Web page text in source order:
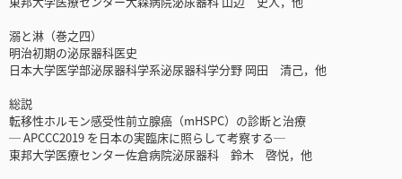
溺と淋（巻之四）
明治初期の泌尿器科医史
日本大学医学部泌尿器科学系泌尿器科学分野 岡田 清己，他
総説
転移性ホルモン感受性前立腺癌（mHSPC）の診断と治療
─ APCCC2019 を日本の実臨床に照らして考察する─
東邦大学医療センター佐倉病院泌尿器科 鈴木 啓悦，他